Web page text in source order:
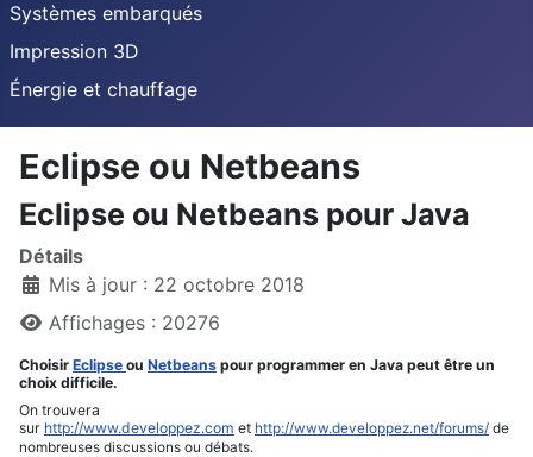
Systèmes embarqués
Impression 3D
Énergie et chauffage
Eclipse ou Netbeans
Eclipse ou Netbeans pour Java
Détails
Mis à jour : 22 octobre 2018
Affichages : 20276
Choisir Eclipse ou Netbeans pour programmer en Java peut être un
choix difficile.
On trouvera
sur http://www.developpez.com et http://www.developpez.net/forums/ de
nombreuses discussions ou débats.